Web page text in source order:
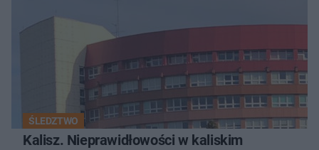
ŚLEDZTWO
Kalisz. Nieprawidłowości w kaliskim